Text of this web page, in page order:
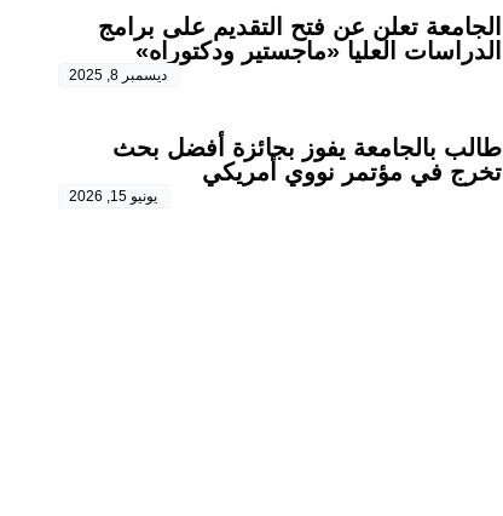
الجامعة تعلن عن فتح التقديم على برامج
الدراسات العليا «ماجستير ودكتوراه»
ديسمبر 8, 2025
طالب بالجامعة يفوز بجائزة أفضل بحث
تخرج في مؤتمر نووي أمريكي
يونيو 15, 2026